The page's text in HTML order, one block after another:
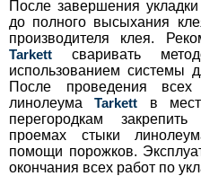
После завершения
до полного высыхания
производителя клея.
Tarkett сваривать
использованием системы
После проведения
линолеумаTarkett в
перегородкам
проемах стыки
помощи порожков.
окончания всех работ по